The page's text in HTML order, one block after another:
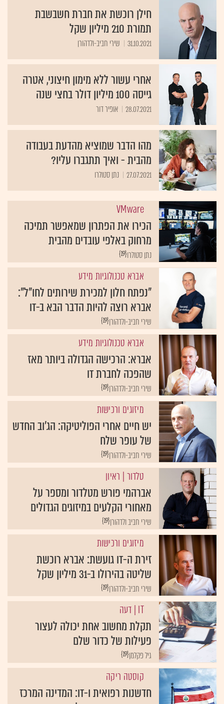
חילן רוכשת את חברת חשבשבת
תמורת 210 מיליון שקל
31.10.2021 שירי חביב-ולדהורן
אחרי עשור ללא מימון חיצוני, אטרה
גייסה 100 מיליון דולר בחצי שנה
28.07.2021 אופיר דור
מהו הדבר שמוציא מהדעת בעבודה
מהבית - ואיך תתגברו עליו?
27.07.2021 נתן סטולרו
VMware
הכירו את הפתרון שמאפשר תמיכה
מרחוק באלפי עובדים מהבית
{19}נתן סטולרו
אברא טכנולוגיות מידע
"נפתח חלון למכירת שירותים לחו"ל":
אברא רוצה להיות הדבר הבא ב-IT
{19}שירי חביב-ולדהורן
אברא טכנולוגיות מידע
אברא: הרכישה הגדולה ביותר מאז
שהפכה לחברת IT
{19}שירי חביב-ולדהורן
מיזוגים ורכישות
יש חיים אחרי הפוליטיקה: הג'וב החדש
של עופר שלח
{19}שירי חביב-ולדהורן
טלדור | ראיון
אברהמי פורש מטלדור ומספר על
מאחורי הקלעים במיזוגים הגדולים
{19}שירי חביב ולדהורן
מיזוגים ורכישות
זירת ה-IT גועשת: אברא רוכשת
שליטה בהירולו ב-31 מיליון שקל
{19}שירי חביב-ולדהורן
IT | דעה
תקלת מחשוב אחת יכולה לעצור
פעילות של כדור שלם
{19}גיל פקלמן
קוסטה ריקה
חדשנות רפואית ו-IT: המדינה המרכז